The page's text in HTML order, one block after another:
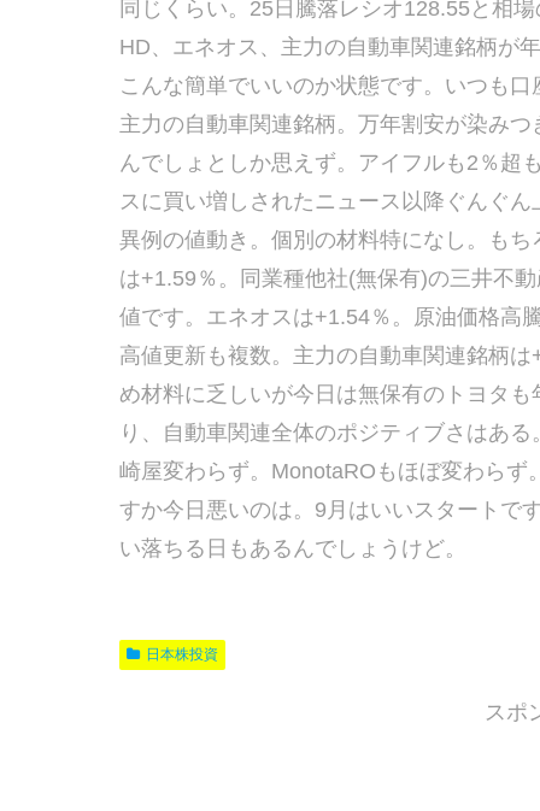
同じくらい。25日騰落レシオ128.55と相
HD、エネオス、主力の自動車関連銘柄が
こんな簡単でいいのか状態です。いつも
主力の自動車関連銘柄。万年割安が染み
んでしょとしか思えず。アイフルも2％超
スに買い増しされたニュース以降ぐんぐ
異例の値動き。個別の材料特になし。も
は+1.59％。同業種他社(無保有)の三井不
値です。エネオスは+1.54％。原油価格高
高値更新も複数。主力の自動車関連銘柄
め材料に乏しいが今日は無保有のトヨタ
り、自動車関連全体のポジティブさはあ
崎屋変わらず。MonotaROもほぼ変わら
すか今日悪いのは。9月はいいスタートで
い落ちる日もあるんでしょうけど。
日本株投資
スポ